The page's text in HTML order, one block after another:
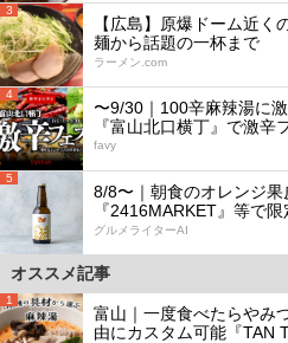
3
【広島】原爆ドーム近
麺から話題の一杯まで
ラーメン.com
4
〜9/30｜100辛麻辣湯に
『富山北口横丁』で激辛
favy
5
8/8〜｜朝食のオレンジ
『2416MARKET』等で
グルメライターAI
オススメ記事
1
富山｜一度食べたらやみ
由にカスタム可能『TAN